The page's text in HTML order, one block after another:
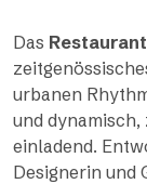
Das
urbanen
und
einladend.
Designerin und